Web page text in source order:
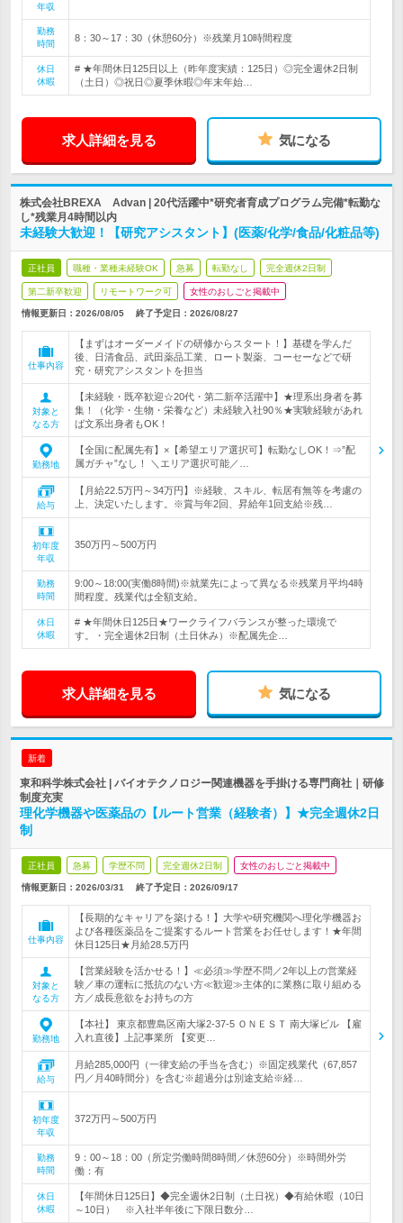
年収
勤務
時間
8：30～17：30（休憩60分）※残業月10時間程度
休日
休暇
# ★年間休日125日以上（昨年度実績：125日）◎完全週休2日制
（土日）◎祝日◎夏季休暇◎年末年始…
求人詳細を見る 気になる
株式会社BREXA Advan | 20代活躍中*研究者育成プログラム完備*転勤な
し*残業月4時間以内
未経験大歓迎！【研究アシスタント】(医薬/化学/食品/化粧品等)
正社員 職種・業種未経験OK 急募 転勤なし 完全週休2日制
第二新卒歓迎 リモートワーク可 女性のおしごと掲載中
情報更新日：2026/08/05 終了予定日： 2026/08/27
仕事内容
【まずはオーダーメイドの研修からスタート！】基礎を学んだ
後、日清食品、武田薬品工業、ロート製薬、コーセーなどで研
究・研究アシスタントを担当
対象と
なる方
【未経験・既卒歓迎☆20代・第二新卒活躍中】★理系出身者を募
集！（化学・生物・栄養など）未経験入社90％★実験経験があれ
ば文系出身者もOK！
勤務地
【全国に配属先有】×【希望エリア選択可】転勤なしOK！⇒”配
属ガチャ”なし！ ＼エリア選択可能／…
給与
【月給22.5万円～34万円】※経験、スキル、転居有無等を考慮の
上、決定いたします。※賞与年2回、昇給年1回支給※残…
初年度
年収
350万円～500万円
勤務
時間
9:00～18:00(実働8時間)※就業先によって異なる※残業月平均4時
間程度。残業代は全額支給。
休日
休暇
# ★年間休日125日★ワークライフバランスが整った環境で
す。・完全週休2日制（土日休み）※配属先企…
求人詳細を見る 気になる
新着
東和科学株式会社 | バイオテクノロジー関連機器を手掛ける専門商社｜研修
制度充実
理化学機器や医薬品の【ルート営業（経験者）】★完全週休2日
制
正社員 急募 学歴不問 完全週休2日制 女性のおしごと掲載中
情報更新日：2026/03/31 終了予定日： 2026/09/17
仕事内容
【長期的なキャリアを築ける！】大学や研究機関へ理化学機器お
よび各種医薬品をご提案するルート営業をお任せします！★年間
休日125日★月給28.5万円
対象と
なる方
【営業経験を活かせる！】≪必須≫学歴不問／2年以上の営業経
験／車の運転に抵抗のない方≪歓迎≫主体的に業務に取り組める
方／成長意欲をお持ちの方
勤務地
【本社】 東京都豊島区南大塚2-37-5 ＯＮＥＳＴ 南大塚ビル 【雇
入れ直後】上記事業所 【変更…
給与
月給285,000円（一律支給の手当を含む）※固定残業代（67,857
円／月40時間分）を含む※超過分は別途支給※経…
初年度
年収
372万円～500万円
勤務
時間
9：00～18：00（所定労働時間8時間／休憩60分）※時間外労
働：有
休日
休暇
【年間休日125日】◆完全週休2日制（土日祝）◆有給休暇（10日
～10日） ※入社半年後に下限日数分…